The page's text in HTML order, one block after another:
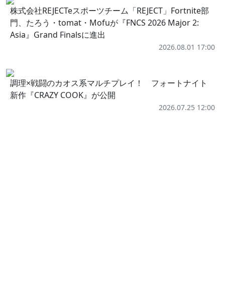
株式会社REJECTeスポーツチーム「REJECT」Fortnite部
門、たろう・tomat・Mofuが『FNCS 2026 Major 2:
Asia』Grand Finalsに進出
2026.08.01 17:00
調理×戦闘のカオス系マルチプレイ！ フォートナイト
新作『CRAZY COOK』が公開
2026.07.25 12:00